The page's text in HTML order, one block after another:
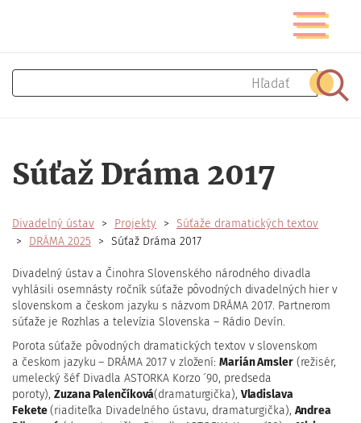
obsah
Prepnúť
navigáciu
Hľadať
Súťaž Dráma 2017
Divadelný ústav Projekty
Súťaže dramatických textov
DRÁMA 2025
Súťaž Dráma 2017
Divadelný ústav a Činohra Slovenského národného divadla
vyhlásili osemnásty ročník súťaže pôvodných divadelných hier v
slovenskom a českom jazyku s názvom DRÁMA 2017. Partnerom
súťaže je Rozhlas a televízia Slovenska – Rádio Devín.
Porota súťaže pôvodných dramatických textov v slovenskom
a českom jazyku – DRÁMA 2017 v zložení: Marián Amsler(režisér,
umelecký šéf Divadla ASTORKA Korzo ´90, predseda
poroty),Zuzana Palenčíková(dramaturgička), Vladislava
Fekete(riaditeľka Divadelného ústavu, dramaturgička), Andrea